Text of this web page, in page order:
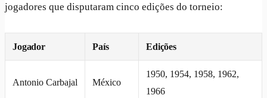
jogadores que disputaram cinco edições do torneio:
Jogador País Edições
Antonio Carbajal México
1950, 1954, 1958, 1962,
1966